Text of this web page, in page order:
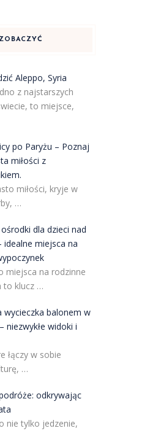
Aleppo, Syria
z najstarszych
to miejsce,
po Paryżu – Poznaj
miłości z
miłości, kryje w
…
dla dzieci nad
idealne miejsca na
miejsca na rodzinne
to klucz …
wycieczka balonem w
niezwykłe widoki i
łączy w sobie
…
odkrywając
nie tylko jedzenie,